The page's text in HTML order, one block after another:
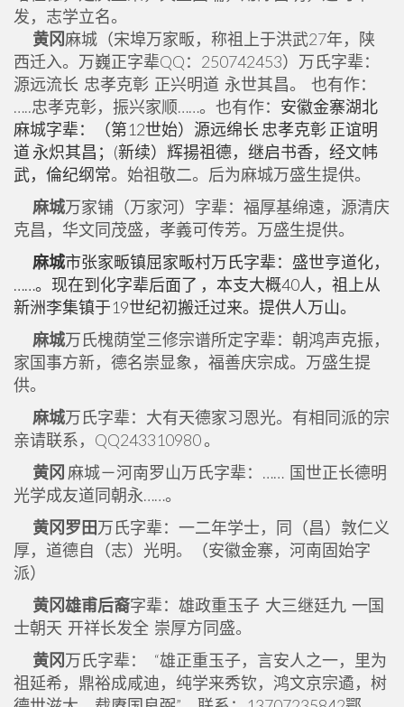
发，志学立名。
黄冈麻城（宋埠万家畈，称祖上于洪武27年，陕
西迁入。万巍正字辈QQ：250742453）万氏字辈：
源远流长 忠孝克彰 正兴明道 永世其昌。 也有作：
…..忠孝克彰，振兴家顺……。也有作： 安徽金寨湖北
麻城字辈：（第12世始）源远绵长 忠孝克彰 正谊明
道 永炽其昌；(新续）辉揚祖德，继启书香，经文帏
武，倫纪纲常。始祖敬二。后为麻城万盛生提供。
麻城万家铺（万家河）字辈：福厚基绵遠，源清庆
克昌，华文同茂盛，孝義可传芳。万盛生提供。
麻城市张家畈镇屈家畈村万氏字辈：盛世亨道化，
……。现在到化字辈后面了 ，本支大概40人，祖上从
新洲李集镇于19世纪初搬迁过来。提供人万山。
麻城万氏槐荫堂三修宗谱所定字辈：朝鸿声克振，
家国事方新，德名崇显象，福善庆宗成。万盛生提
供。
麻城万氏字辈：大有天德家习恩光。有相同派的宗
亲请联系，QQ243310980 。
黄冈 麻城－河南罗山万氏字辈：…… 国世正长德明
光学成友道同朝永……。
黄冈罗田万氏字辈：一二年学士，同（昌）敦仁义
厚，道德自（志）光明。（安徽金寨，河南固始字
派）
黄冈雄甫后裔字辈：雄政重玉子 大三继廷九 一国
士朝天 开祥长发全 崇厚方同盛。
黄冈万氏字辈： “雄正重玉子，言安人之一，里为
祖延希，鼎裕成咸迪，纯学来秀钦，鸿文京宗遹，树